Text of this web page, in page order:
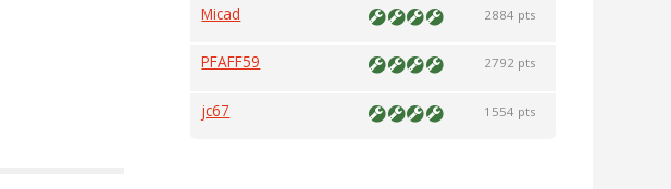
Micad 2884 pts
PFAFF59 2792 pts
jc67 1554 pts